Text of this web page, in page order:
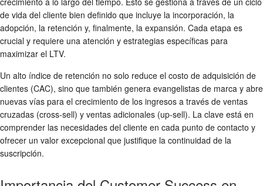
de vida del cliente bien definido que incluye la incorporación, la
adopción, la retención y, finalmente, la expansión. Cada etapa es
crucial y requiere una atención y estrategias específicas para
maximizar el LTV.
Un alto índice de retención no solo reduce el costo de adquisición de
clientes (CAC), sino que también genera evangelistas de marca y abre
nuevas vías para el crecimiento de los ingresos a través de ventas
cruzadas (cross-sell) y ventas adicionales (up-sell). La clave está en
comprender las necesidades del cliente en cada punto de contacto y
ofrecer un valor excepcional que justifique la continuidad de la
suscripción.